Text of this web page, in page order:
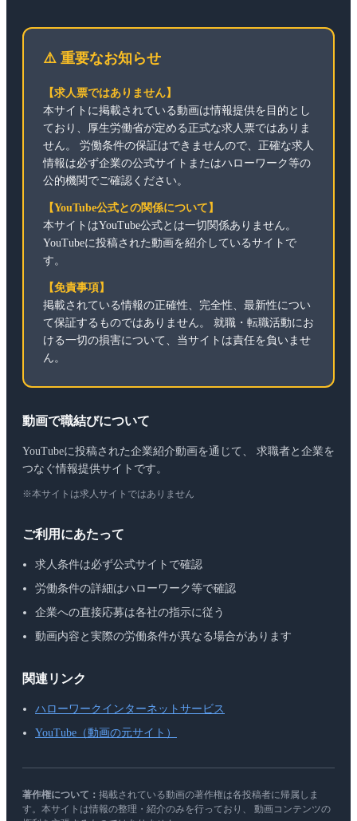
⚠️ 重要なお知らせ
【求人票ではありません】
本サイトに掲載されている動画は情報提供を目的とし
ており、厚生労働省が定める正式な求人票ではありま
せん。 労働条件の保証はできませんので、正確な求人
情報は必ず企業の公式サイトまたはハローワーク等の
公的機関でご確認ください。
【YouTube公式との関係について】
本サイトはYouTube公式とは一切関係ありません。
YouTubeに投稿された動画を紹介しているサイトで
す。
【免責事項】
掲載されている情報の正確性、完全性、最新性につい
て保証するものではありません。 就職・転職活動にお
ける一切の損害について、当サイトは責任を負いませ
ん。
動画で職結びについて
YouTubeに投稿された企業紹介動画を通じて、 求職者と企業を
つなぐ情報提供サイトです。
※本サイトは求人サイトではありません
ご利用にあたって
求人条件は必ず公式サイトで確認
労働条件の詳細はハローワーク等で確認
企業への直接応募は各社の指示に従う
動画内容と実際の労働条件が異なる場合があります
関連リンク
ハローワークインターネットサービス
YouTube（動画の元サイト）
著作権について： 掲載されている動画の著作権は各投稿者に帰属しま
す。本サイトは情報の整理・紹介のみを行っており、 動画コンテンツの